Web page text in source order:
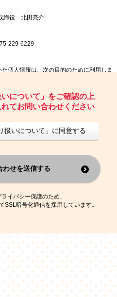
締役 北田亮介
229-6229
個人情報は、次の目的のために利用しま
ため
商品（新サービス）、新規開講教室等を
人が特定されないデータに不可逆変換した
進活動に役立てること
人情報の取扱いは行いません。また、こ
することはありません。
三者広告配信事業者が保有する個人情報
に不可逆変換した上で第三者広告配信事
、その結果に基づいて広告を配信するこ
人の同意なしに個人情報を第三者に提供
の保護のために必要がある場合であって、
難である場合
いについて」をご確認の上
てお問い合わせください
扱いについて」に同意する
わせを送信する
イバシー保護のため、
SSL暗号化通信を採用しています。